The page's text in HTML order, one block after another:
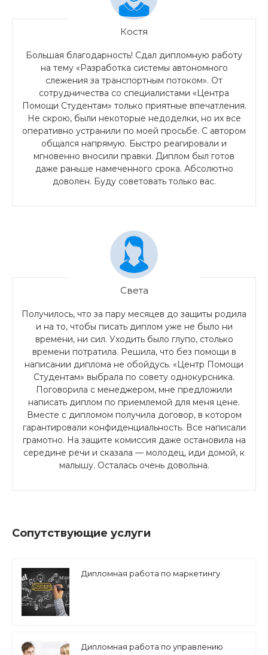
Костя
Большая благодарность! Сдал дипломную работу
на тему «Разработка системы автономного
слежения за транспортным потоком». От
сотрудничества со специалистами «Центра
Помощи Студентам» только приятные впечатления.
Не скрою, были некоторые недоделки, но их все
оперативно устранили по моей просьбе. С автором
общался напрямую. Быстро реагировали и
мгновенно вносили правки. Диплом был готов
даже раньше намеченного срока. Абсолютно
доволен. Буду советовать только вас.
Света
Получилось, что за пару месяцев до защиты родила
и на то, чтобы писать диплом уже не было ни
времени, ни сил. Уходить было глупо, столько
времени потратила. Решила, что без помощи в
написании диплома не обойдусь. «Центр Помощи
Студентам» выбрала по совету однокурсника.
Поговорила с менеджером, мне предложили
написать диплом по приемлемой для меня цене.
Вместе с дипломом получила договор, в котором
гарантировали конфиденциальность. Все написали
грамотно. На защите комиссия даже остановила на
середине речи и сказала — молодец, иди домой, к
малышу. Осталась очень довольна.
Сопутствующие услуги
Дипломная работа по маркетингу
Дипломная работа по управлению